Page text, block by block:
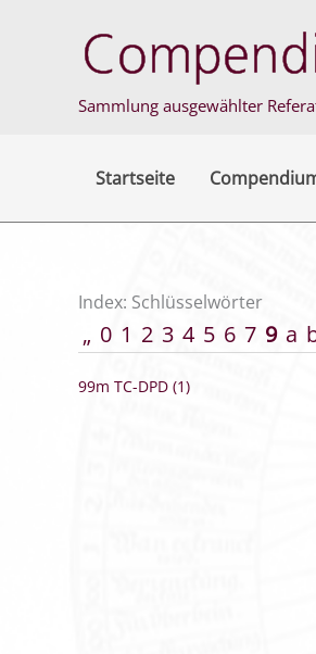
Sammlung ausgewählter
Startseite
Index: Schlüsselwörter
„ 0 1 2 3 4 5 6 7 9 a
99m TC-DPD (1)